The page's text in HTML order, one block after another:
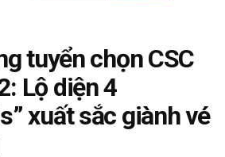
tuyển chọn CSC
Lộ diện 4
xuất sắc giành vé